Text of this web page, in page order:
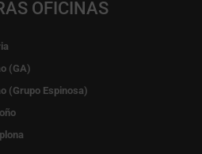
OFICINAS
(GA)
(Grupo Espinosa)